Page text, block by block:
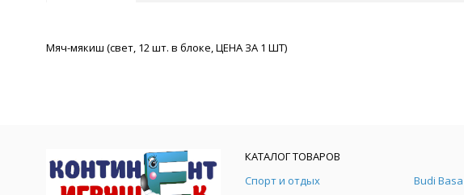
Мяч-мякиш (свет, 12 шт. в блоке, ЦЕНА ЗА 1 ШТ)
КАТАЛОГ ТОВАРОВ
Спорт и отдых
Budi Basa